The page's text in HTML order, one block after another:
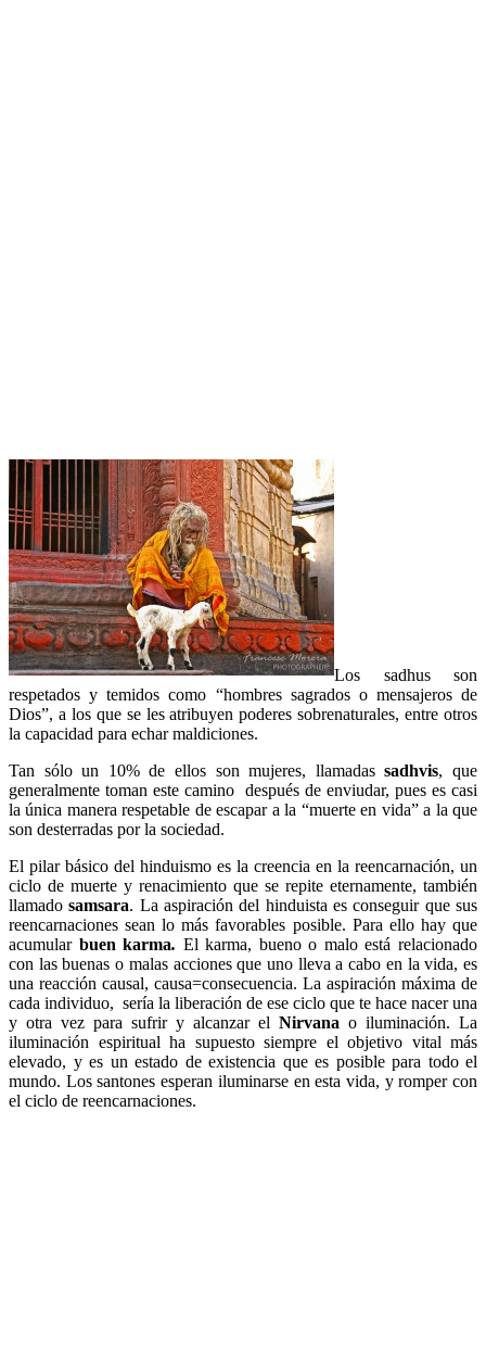
Los sadhus son
respetados y temidos como “hombres sagrados o mensajeros de
Dios”, a los que se les atribuyen poderes sobrenaturales, entre otros
la capacidad para echar maldiciones.
Tan sólo un 10% de ellos son mujeres, llamadassadhvis, que
generalmente toman este camino después de enviudar, pues es casi
la única manera respetable de escapar a la “muerte en vida” a la que
son desterradas por la sociedad.
El pilar básico del hinduismo es la creencia en la reencarnación, un
ciclo de muerte y renacimiento que se repite eternamente, también
llamadosamsara. La aspiración del hinduista es conseguir que sus
reencarnaciones sean lo más favorables posible. Para ello hay que
acumular buen karma. El karma, bueno o malo está relacionado
con las buenas o malas acciones que uno lleva a cabo en la vida, es
una reacción causal, causa=consecuencia. La aspiración máxima de
cada individuo, sería la liberación de ese ciclo que te hace nacer una
y otra vez para sufrir y alcanzar el Nirvana o iluminación. La
iluminación espiritual ha supuesto siempre el objetivo vital más
elevado, y es un estado de existencia que es posible para todo el
mundo. Los santones esperan iluminarse en esta vida, y romper con
el ciclo de reencarnaciones.